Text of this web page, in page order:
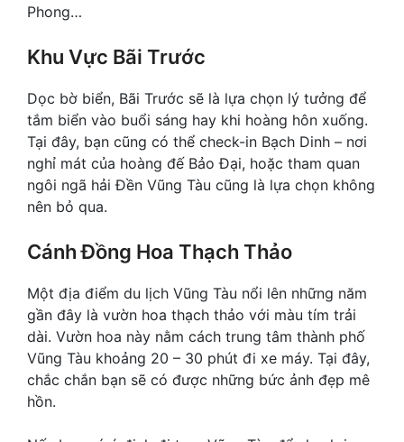
Phong…
Khu Vực Bãi Trước
Dọc bờ biển, Bãi Trước sẽ là lựa chọn lý tưởng để
tắm biển vào buổi sáng hay khi hoàng hôn xuống.
Tại đây, bạn cũng có thể check-in Bạch Dinh – nơi
nghỉ mát của hoàng đế Bảo Đại, hoặc tham quan
ngôi ngã hải Đền Vũng Tàu cũng là lựa chọn không
nên bỏ qua.
Cánh Đồng Hoa Thạch Thảo
Một địa điểm du lịch Vũng Tàu nổi lên những năm
gần đây là vườn hoa thạch thảo với màu tím trải
dài. Vườn hoa này nằm cách trung tâm thành phố
Vũng Tàu khoảng 20 – 30 phút đi xe máy. Tại đây,
chắc chắn bạn sẽ có được những bức ảnh đẹp mê
hồn.